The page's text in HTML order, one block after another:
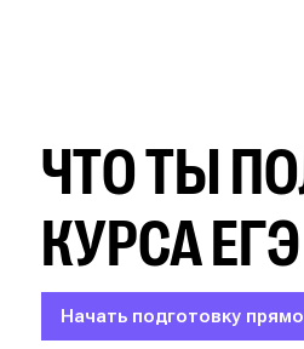
ЧТО ТЫ
КУРСА
Начать подготовку